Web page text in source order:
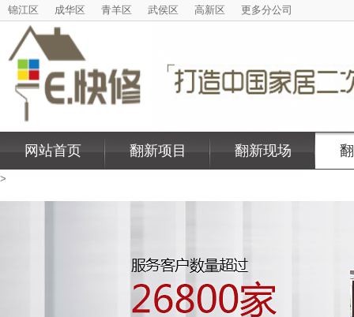
锦江区 成华区 青羊区 武侯区 高新区 更多分公司
网站首页 翻新项目 翻新现场
>